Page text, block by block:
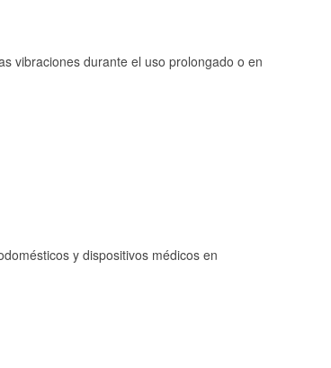
vibraciones durante el uso prolongado o en
y dispositivos médicos en